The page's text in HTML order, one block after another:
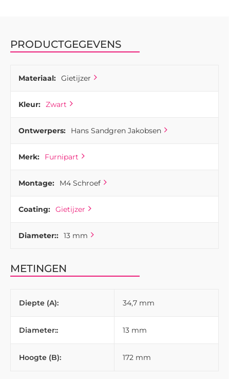
PRODUCTGEGEVENS
Materiaal: Gietijzer
Kleur: Zwart
Ontwerpers: Hans Sandgren Jakobsen
Merk: Furnipart
Montage: M4 Schroef
Coating: Gietijzer
Diameter:: 13 mm
METINGEN
Diepte (A): 34,7 mm
Diameter:: 13 mm
Hoogte (B): 172 mm